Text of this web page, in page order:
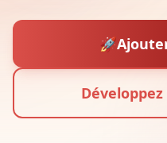
🚀